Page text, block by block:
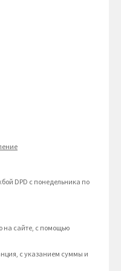
DPD с понедельника по
на сайте, с помощью
с указанием суммы и